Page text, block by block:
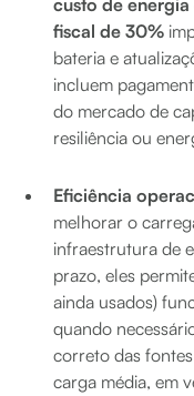
custo de
fiscal de 30%
bateria e
incluem
do mercado de
resiliência ou
Eficiência
melhorar o
infraestrutura de
prazo, eles
ainda usados)
quando
correto das
carga média, em